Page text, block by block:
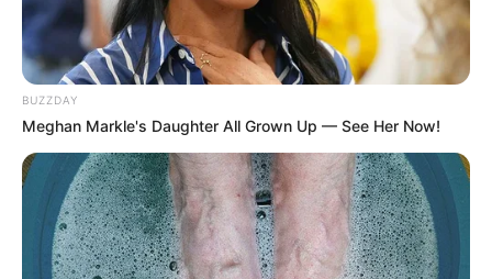
BUZZDAY
Meghan Markle's Daughter All Grown Up — See Her Now!